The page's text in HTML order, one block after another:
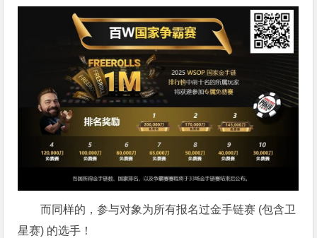
而同样的，参与对象为所有报名过金手链赛 (包含卫
星赛) 的选手！